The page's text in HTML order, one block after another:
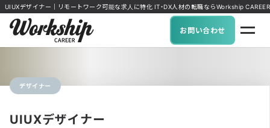
UIUXデザイナー｜リモートワーク可能な求人に特化 IT・DX人材の転職ならWorkship CAREER
お問い合わせ
デザイナー
UIUXデザイナー